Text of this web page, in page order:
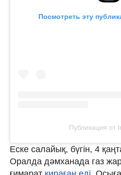
Посмотреть эту
Публикация от
Еске салайық, бүгін, 4
Оралда дәмханада газ